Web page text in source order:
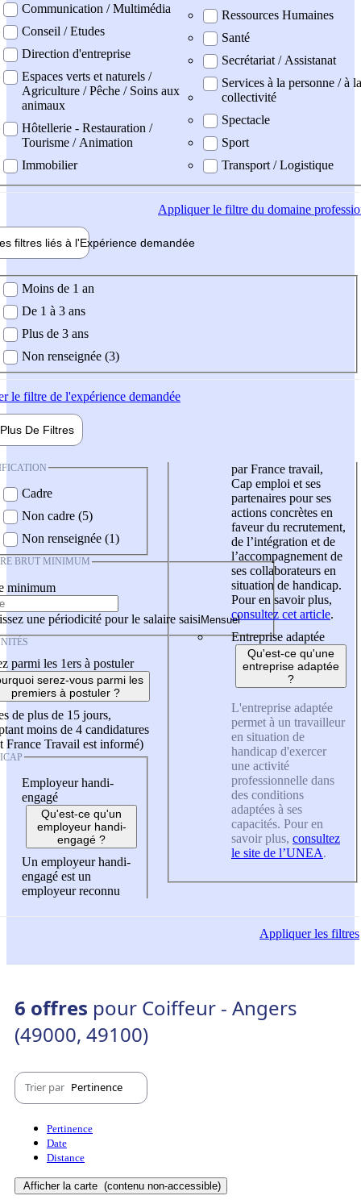
Communication / Multimédia
Conseil / Etudes
Direction d'entreprise
Espaces verts et naturels /
Agriculture / Pêche / Soins aux
animaux
Hôtellerie - Restauration /
Tourisme / Animation
Immobilier
Ressources Humaines
Santé
Secrétariat / Assistanat
Services à la personne / à la
collectivité
Spectacle
Sport
Transport / Logistique
Appliquerle filtre du domaine
filtres liés à l'Expérience demandée
demandée
Moins de 1 an
De 1 à 3 ans
Plus de 3 ans
Non renseignée (3)
le filtre de l'expérience demandée
Plus De Filtres
Cadre
Non cadre (5)
Non renseignée (1)
BRUT MINIMUM
minimum
une périodicité pour le salaire saisi
parmi les 1ers à postuler
serez-vous parmi les
premiers à postuler ?
de plus de 15 jours,
moins de 4 candidatures
France Travail est informé)
Employeur handi-
engagé
Qu'est-ce qu'un
employeur handi-
engagé ?
Un employeur handi-
engagé est un
employeur reconnu
par France travail,
Cap emploi et ses
partenaires pour ses
actions concrètes en
faveur du recrutement,
de l’intégration et de
l’accompagnement de
ses collaborateurs en
situation de handicap.
Pour en savoir plus,
consultez cet article.
Entreprise adaptée
Qu'est-ce qu'une
entreprise adaptée
?
L'entreprise adaptée
permet à un travailleur
en situation de
handicap d'exercer
une activité
professionnelle dans
des conditions
adaptées à ses
capacités. Pour en
savoir plus, consultez
le site de l’UNEA.
Appliquerles filtres
6 offres pour Coiffeur - Angers
(49000, 49100)
Trier par Pertinence
Pertinence
Date
Distance
Afficher la carte (contenu non-accessible)